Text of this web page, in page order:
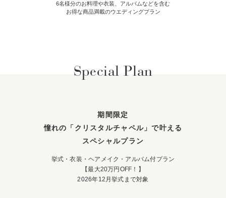
6名様分のお料理や衣装、アルバムなどを含む
お得な商品満載のウエディングプラン
Special Plan
期間限定
憧れの「クリスタルチャペル」で叶える
スペシャルプラン
挙式・衣装・ヘアメイク・アルバム付プラン
【最大20万円OFF！】
2026年12月挙式まで対象